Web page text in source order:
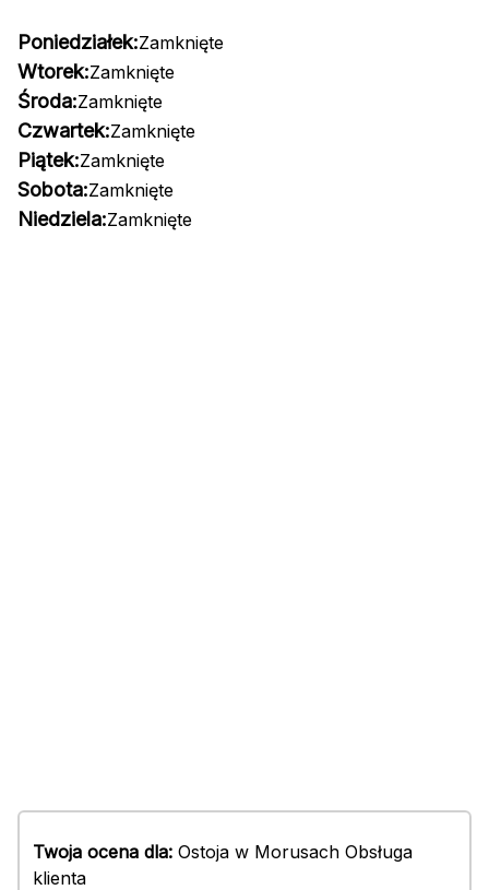
Poniedziałek:Zamknięte
Wtorek:Zamknięte
Środa:Zamknięte
Czwartek:Zamknięte
Piątek:Zamknięte
Sobota:Zamknięte
Niedziela:Zamknięte
Twoja ocena dla: Ostoja w Morusach Obsługa
klienta